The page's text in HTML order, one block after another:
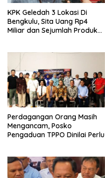
KPK Geledah 3 Lokasi Di
Bengkulu, Sita Uang Rp4
Miliar dan Sejumlah Produk
Perdagangan Orang Masih
Mengancam, Posko
Pengaduan TPPO Dinilai Perlu